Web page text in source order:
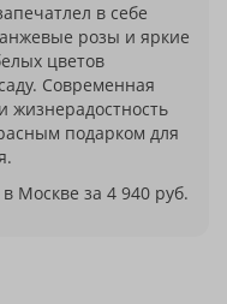
в себе
розы и яркие
цветов
Современная
жизнерадостность
подарком для
Москве за 4 940 руб.